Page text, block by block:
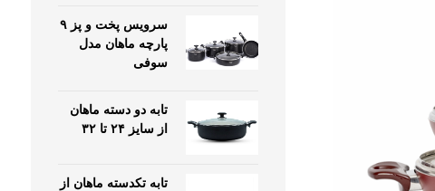
سرویس پخت و پز ۹
پارچه ماهان مدل
سوفی
تابه دو دسته ماهان
از سایز ۲۴ تا ۳۲
تابه تکدسته ماهان از